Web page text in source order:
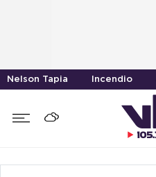
Nelson Tapia Incendio